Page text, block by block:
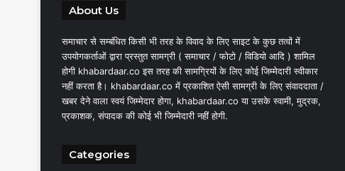
About Us
समाचार से सम्बंधित किसी भी तरह के विवाद के लिए साइट के कुछ तत्वों में
उपयोगकर्ताओं द्वारा प्रस्तुत सामग्री ( समाचार / फोटो / विडियो आदि ) शामिल
होगी khabardaar.co इस तरह की सामग्रियों के लिए कोई जिम्मेदारी स्वीकार
नहीं करता है। khabardaar.co में प्रकाशित ऐसी सामग्री के लिए संवाददाता /
खबर देने वाला स्वयं जिम्मेदार होगा, khabardaar.co या उसके स्वामी, मुद्रक,
प्रकाशक, संपादक की कोई भी जिम्मेदारी नहीं होगी.
Categories